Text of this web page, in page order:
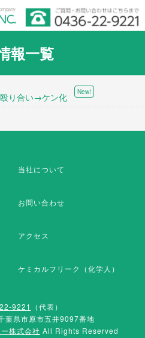
報一覧
り合い→ケン化
当社について
お問い合わせ
アクセス
ケミカルフリーク（化学人）
9221 （代表）
県市原市五井9097番地
株式会社 All Rights Reserved